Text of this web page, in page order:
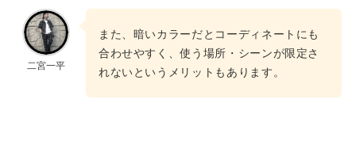
二宮一平
また、暗いカラーだとコーディネートにも
合わせやすく、使う場所・シーンが限定さ
れないというメリットもあります。